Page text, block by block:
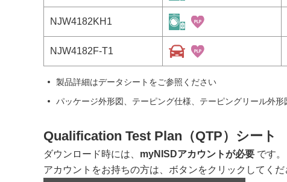
NJW4182KH1
NJW4182F-T1
製品詳細はデータシートをご参照ください
パッケージ外形図、テーピング仕様、テーピングリール外
Qualification Test Plan（QTP）シート
ダウンロード時には、 myNISDアカウントが必要 です
アカウントをお持ちの方は、ボタンをクリックしてく